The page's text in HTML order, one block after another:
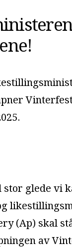
stor glede vi
(Ap) skal
av